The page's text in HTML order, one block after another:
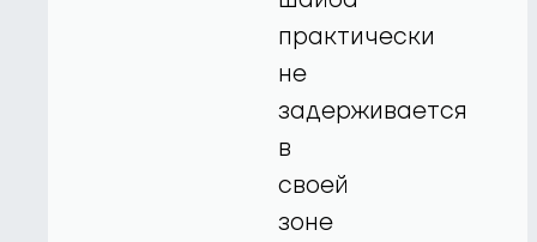
практически
не
задерживается
в
своей
зоне